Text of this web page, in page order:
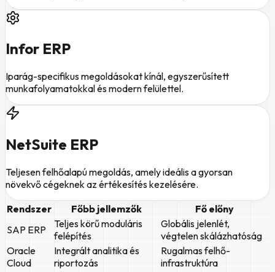
Infor ERP
Iparág-specifikus megoldásokat kínál, egyszerűsített
munkafolyamatokkal és modern felülettel.
NetSuite ERP
Teljesen felhőalapú megoldás, amely ideális a gyorsan
növekvő cégeknek az értékesítés kezelésére.
Rendszer
Főbb jellemzők
Fő előny
SAP ERP
Teljes körű moduláris
felépítés
Globális jelenlét,
végtelen skálázhatóság
Oracle
Cloud
Integrált analitika és
riportozás
Rugalmas felhő-
infrastruktúra